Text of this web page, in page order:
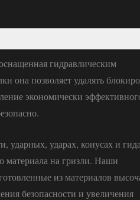
гидравлическим
она позволяет удалять
экономически
ударных, ударах, конусах и
материала на гризли. Наши
из материалов
безопасности и увеличения